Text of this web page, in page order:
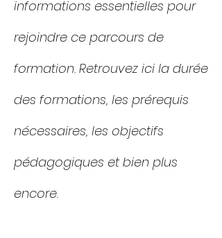
informations essentielles pour
rejoindre ce parcours de
formation. Retrouvez ici la durée
des formations, les prérequis
nécessaires, les objectifs
pédagogiques et bien plus
encore.